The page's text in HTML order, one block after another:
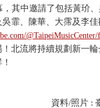
其中邀請了包括黃玠、
霏、陳華、大霈及李
@TaipeiMusicCenter/
北流將持續規劃新一
資料/照片 : 臺北